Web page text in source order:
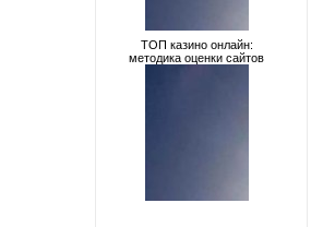
ТОП казино онлайн:
методика оценки сайтов